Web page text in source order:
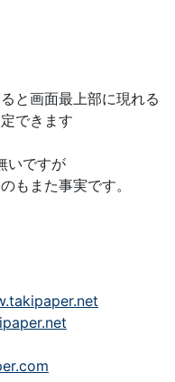
と画面最上部に現れる
できます
いですが
もまた事実です。